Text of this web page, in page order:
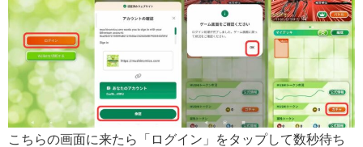
こちらの画面に来たら「ログイン」をタップして数秒待ち